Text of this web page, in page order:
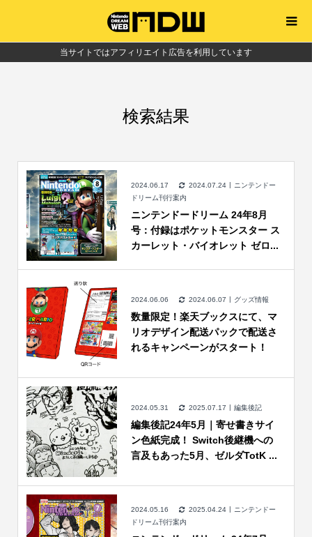
当サイトではアフィリエイト広告を利用しています
検索結果
2024.06.17 2024.07.24
ニンテンドー
ドリーム刊行案内
ニンテンドードリーム 24年8月
号：付録はポケットモンスター ス
カーレット・バイオレット ゼロ...
2024.06.06 2024.06.07 グッズ情報
数量限定！楽天ブックスにて、マ
リオデザイン配送パックで配送さ
れるキャンペーンがスタート！
2024.05.31 2025.07.17 編集後記
編集後記24年5月｜寄せ書きサイ
ン色紙完成！ Switch後継機への
言及もあった5月、ゼルダTotK ...
2024.05.16 2025.04.24
ニンテンドー
ドリーム刊行案内